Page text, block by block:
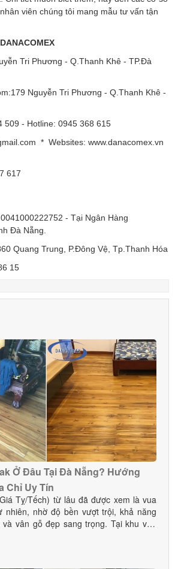
viên chúng tôi mang mẫu tư vấn tận
Tri Phương - Q.Thanh Khê - TP.Đà
Nguyễn Tri Phương - Q.Thanh Khê -
509 - Hotline: 0945 368 615
* Websites: www.danacomex.vn
617
- Tại Ngân Hàng
Đà Nẵng.
Quang Trung, P.Đông Vệ, Tp.Thanh Hóa
15
Ở Đâu Tại Đà Nẵng? Hướng
Chỉ Uy Tín
Tỵ/Tếch) từ lâu đã được xem là vua
nhiên, nhờ độ bền vượt trội, khả năng
vân gỗ đẹp sang trọng. Tại khu vực
chọn hoàn hảo cho cả nhà ở, biệt